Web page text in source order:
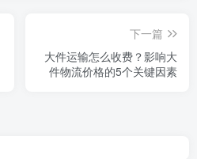
下一篇
大件运输怎么收费？影响大
件物流价格的5个关键因素